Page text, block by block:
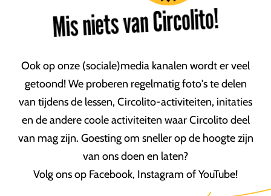
Mis niets van Circolito!
Ook op onze (sociale)media kanalen wordt er veel
getoond! We proberen regelmatig foto's te delen
van tijdens de lessen, Circolito-activiteiten, initaties
en de andere coole activiteiten waar Circolito deel
van mag zijn. Goesting om sneller op de hoogte zijn
van ons doen en laten?
Volg ons op Facebook, Instagram of YouTube!